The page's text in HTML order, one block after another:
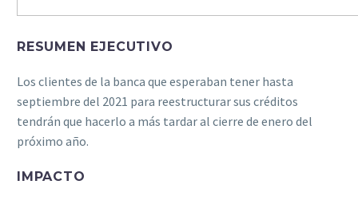
RESUMEN EJECUTIVO
Los clientes de la banca que esperaban tener hasta
septiembre del 2021 para reestructurar sus créditos
tendrán que hacerlo a más tardar al cierre de enero del
próximo año.
IMPACTO